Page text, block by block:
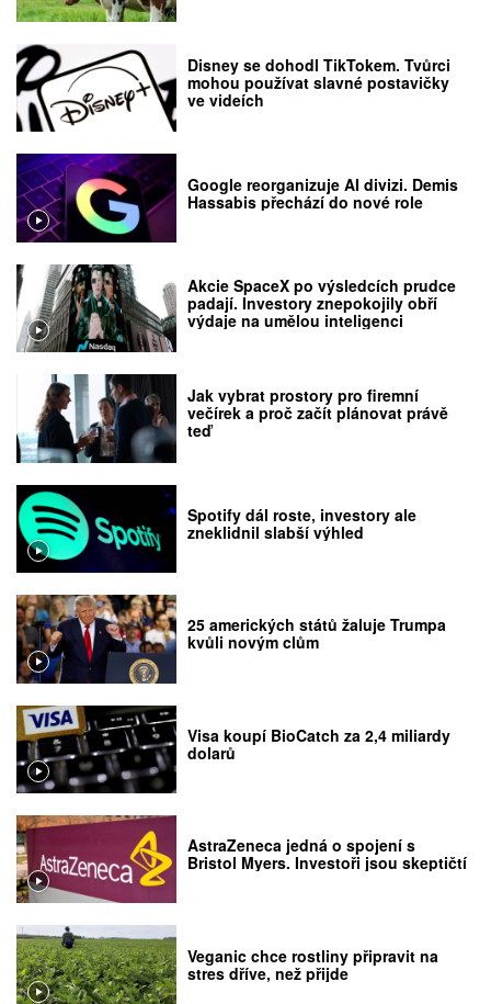
Disney se dohodl TikTokem. Tvůrci
mohou používat slavné postavičky
ve videích
Google reorganizuje AI divizi. Demis
Hassabis přechází do nové role
Akcie SpaceX po výsledcích prudce
padají. Investory znepokojily obří
výdaje na umělou inteligenci
Jak vybrat prostory pro firemní
večírek a proč začít plánovat právě
teď
Spotify dál roste, investory ale
zneklidnil slabší výhled
25 amerických států žaluje Trumpa
kvůli novým clům
Visa koupí BioCatch za 2,4 miliardy
dolarů
AstraZeneca jedná o spojení s
Bristol Myers. Investoři jsou skeptičtí
Veganic chce rostliny připravit na
stres dříve, než přijde